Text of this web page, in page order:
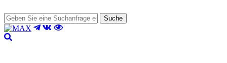
Suche